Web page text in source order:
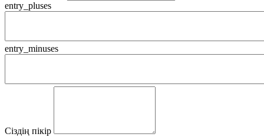
entry_pluses
entry_minuses
Сіздің пікір